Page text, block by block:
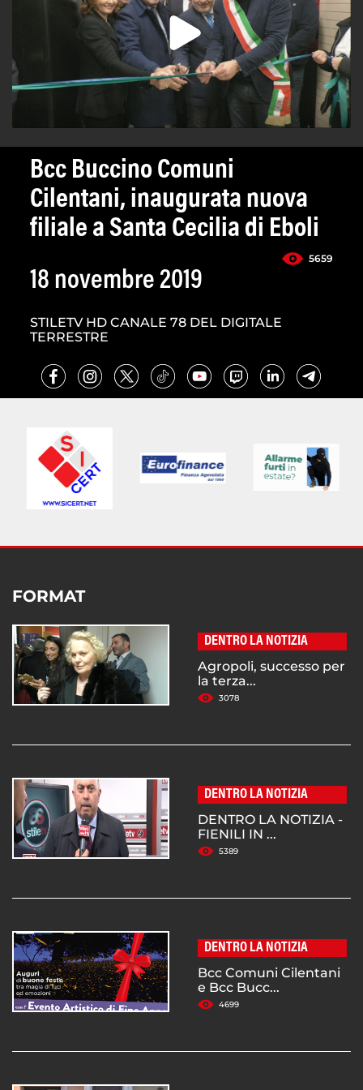
Bcc Buccino Comuni
Cilentani, inaugurata nuova
filiale a Santa Cecilia di Eboli
5659
18 novembre 2019
STILETV HD CANALE 78 DEL DIGITALE
TERRESTRE
FORMAT
DENTRO LA NOTIZIA
Agropoli, successo per
la terza...
3078
DENTRO LA NOTIZIA
DENTRO LA NOTIZIA -
FIENILI IN ...
5389
DENTRO LA NOTIZIA
Bcc Comuni Cilentani
e Bcc Bucc...
4699